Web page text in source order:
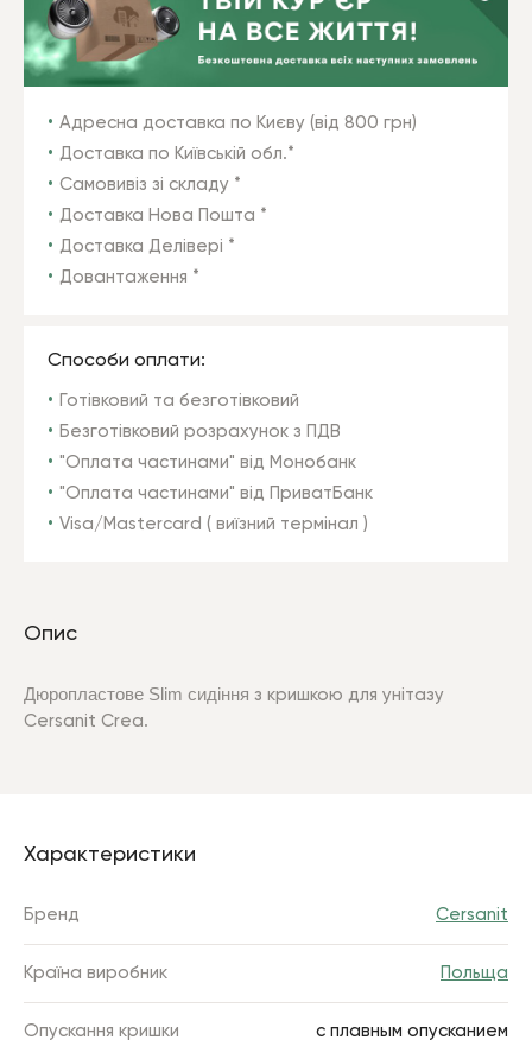
Адресна доставка по Києву (від 800 грн)
Доставка по Київській обл.*
Самовивіз зі складу *
Доставка Нова Пошта *
Доставка Делівері *
Довантаження *
Способи оплати:
Готівковий та безготівковий
Безготівковий розрахунок з ПДВ
"Оплата частинами" від Монобанк
"Оплата частинами" від ПриватБанк
Visa/Mastercard ( виїзний термінал )
Опис
Дюропластове Slim сидіння з кришкою для унітазу
Сersanit Crea.
Характеристики
Бренд Cersanit
Країна виробник Польща
Опускання кришки с плавным опусканием